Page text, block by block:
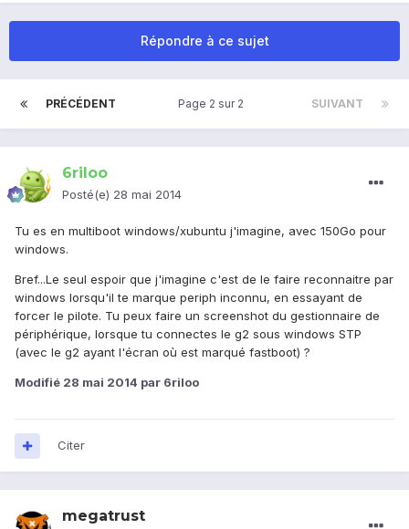
Répondre à ce sujet
PRÉCÉDENT SUIVANT
Page 2 sur 2
6riloo
Posté(e) 28 mai 2014
Tu es en multiboot windows/xubuntu j'imagine, avec 150Go pour
windows.
Bref...Le seul espoir que j'imagine c'est de le faire reconnaitre par
windows lorsqu'il te marque periph inconnu, en essayant de
forcer le pilote. Tu peux faire un screenshot du gestionnaire de
périphérique, lorsque tu connectes le g2 sous windows STP
(avec le g2 ayant l'écran où est marqué fastboot) ?
Modifié 28 mai 2014 par 6riloo
Citer
megatrust